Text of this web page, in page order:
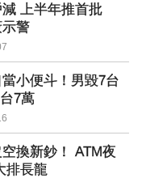
批
警
小便斗！男毀7台
7萬
換新鈔！ ATM夜
排長龍